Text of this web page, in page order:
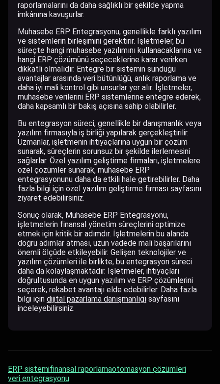
raporlamalarını da daha sağlıklı bir şekilde yapma
imkânına kavuşurlar.
Muhasebe ERP Entegrasyonu, genellikle farklı yazılım
ve sistemlerin birleşimini gerektirir. İşletmeler, bu
süreçte hangi muhasebe yazılımını kullanacaklarına ve
hangi ERP çözümünü seçeceklerine karar verirken
dikkatli olmalıdır. Entegre bir sistemin sunduğu
avantajlar arasında veri bütünlüğü, anlık raporlama ve
daha iyi mali kontrol gibi unsurlar yer alır. İşletmeler,
muhasebe verilerini ERP sistemlerine entegre ederek,
daha kapsamlı bir bakış açısına sahip olabilirler.
Bu entegrasyon süreci, genellikle bir danışmanlık veya
yazılım firmasıyla iş birliği yapılarak gerçekleştirilir.
Uzmanlar, işletmenin ihtiyaçlarına uygun bir çözüm
sunarak, süreçlerin sorunsuz bir şekilde ilerlemesini
sağlarlar. Özel yazılım geliştirme firmaları, işletmelere
özel çözümler sunarak, muhasebe ERP
entegrasyonunu daha da etkili hale getirebilirler. Daha
fazla bilgi için özel yazılım geliştirme firması sayfasını
ziyaret edebilirsiniz.
Sonuç olarak, Muhasebe ERP Entegrasyonu,
işletmelerin finansal yönetim süreçlerini optimize
etmek için kritik bir adımdır. İşletmelerin bu alanda
doğru adımlar atması, uzun vadede mali başarılarını
önemli ölçüde etkileyebilir. Gelişen teknolojiler ve
yazılım çözümleri ile birlikte, bu entegrasyon süreci
daha da kolaylaşmaktadır. İşletmeler, ihtiyaçları
doğrultusunda en uygun yazılım ve ERP çözümlerini
seçerek, rekabet avantajı elde edebilirler. Daha fazla
bilgi için dijital pazarlama danışmanlığı sayfasını
inceleyebilirsiniz.
ERP sistemifinansal raporlamaotomasyon çözümleri
veri entegrasyonu